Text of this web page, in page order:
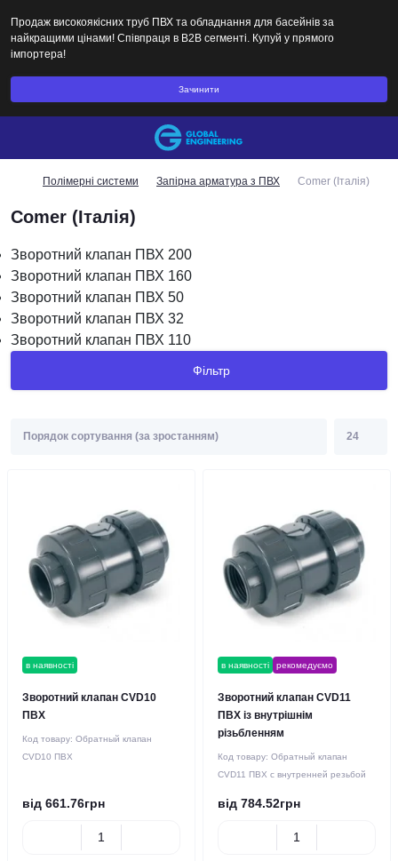
Продаж високоякісних труб ПВХ та обладнання для басейнів за
найкращими цінами! Співпраця в B2B сегменті. Купуй у прямого
імпортера!
Зачинити
Полімерні системи Запірна арматура з ПВХ Comer (Італія)
Comer (Італія)
Зворотний клапан ПВХ 200
Зворотний клапан ПВХ 160
Зворотний клапан ПВХ 50
Зворотний клапан ПВХ 32
Зворотний клапан ПВХ 110
Фільтр
в наявності
Зворотний клапан СVD10
ПВХ
Код товару: Обратный клапан
СVD10 ПВХ
від 661.76грн
в наявності рекомедуємо
Зворотний клапан СVD11
ПВХ із внутрішнім
різьбленням
Код товару: Обратный клапан
СVD11 ПВХ с внутренней резьбой
від 784.52грн